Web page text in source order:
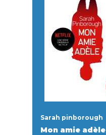
Sarah pinborough
Mon amie adèle